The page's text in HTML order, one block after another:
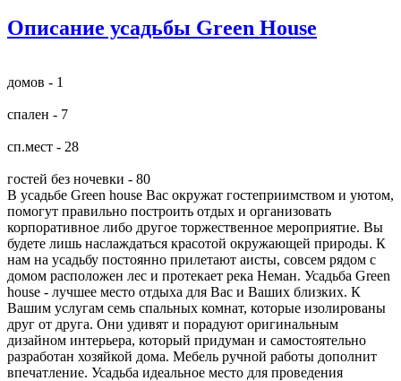
Описание усадьбы Green House
домов - 1
спален - 7
сп.мест - 28
гостей без ночевки - 80
В усадьбе Green house Вас окружат гостеприимством и уютом,
помогут правильно построить отдых и организовать
корпоративное либо другое торжественное мероприятие. Вы
будете лишь наслаждаться красотой окружающей природы. К
нам на усадьбу постоянно прилетают аисты, совсем рядом с
домом расположен лес и протекает река Неман. Усадьба Green
house - лучшее место отдыха для Вас и Ваших близких. К
Вашим услугам семь спальных комнат, которые изолированы
друг от друга. Они удивят и порадуют оригинальным
дизайном интерьера, который придуман и самостоятельно
разработан хозяйкой дома. Мебель ручной работы дополнит
впечатление. Усадьба идеальное место для проведения